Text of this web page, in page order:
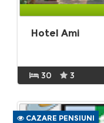
Hotel Ami
30 3
CAZARE PENSIUNI